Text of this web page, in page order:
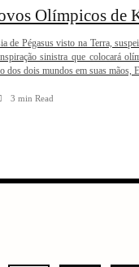
Olímpicos de
de Pégasus visto na Terra,
sinistra que colocará
dos dois mundos em suas
3 min Read